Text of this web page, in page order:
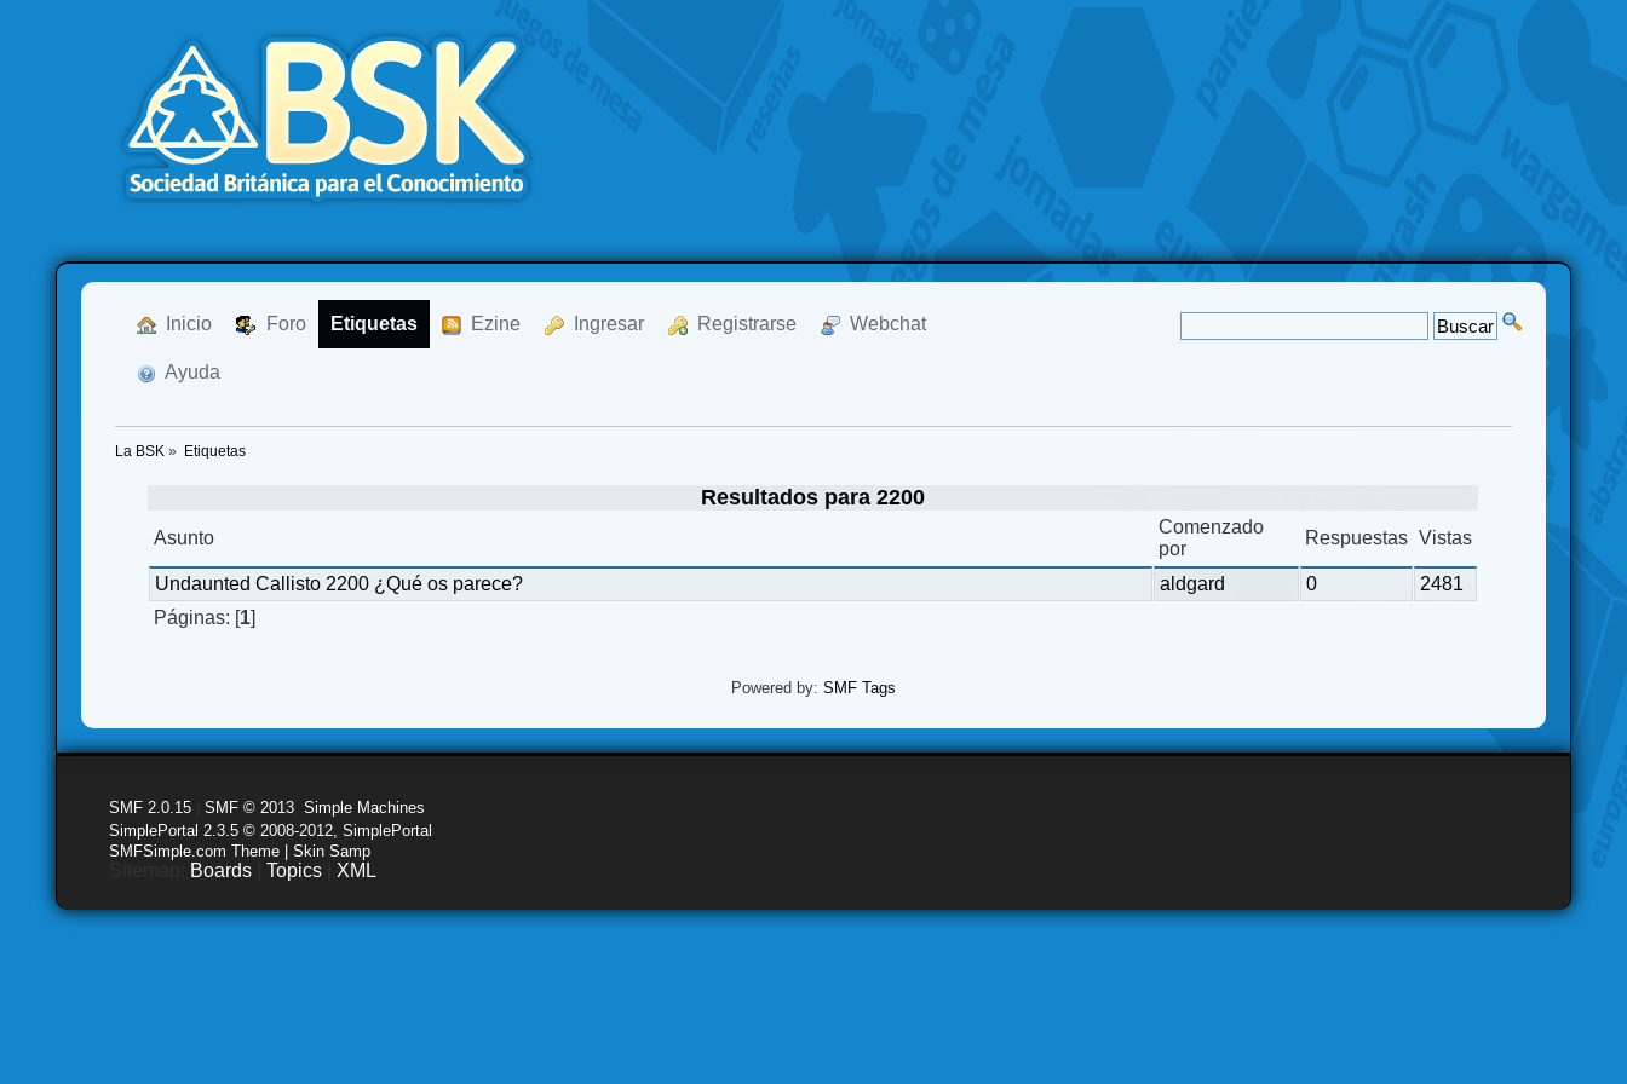
Inicio Foro Etiquetas Ezine Ingresar Registrarse Webchat
Ayuda
La BSK » Etiquetas
Resultados para 2200
Asunto
Comenzado
por
Respuestas Vistas
Undaunted Callisto 2200 ¿Qué os parece? aldgard 0
2481
Páginas: [1]
Powered by: SMF Tags
SMF 2.0.15 |SMF © 2013 ,Simple Machines
SimplePortal 2.3.5 © 2008-2012, SimplePortal
SMFSimple.com Theme | Skin Samp
Boards |Topics XML